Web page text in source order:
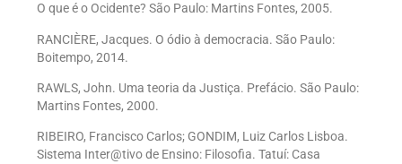
O que é o Ocidente? São Paulo: Martins Fontes, 2005.
RANCIÈRE, Jacques. O ódio à democracia. São Paulo:
Boitempo, 2014.
RAWLS, John. Uma teoria da Justiça. Prefácio. São Paulo:
Martins Fontes, 2000.
RIBEIRO, Francisco Carlos; GONDIM, Luiz Carlos Lisboa.
Sistema Inter@tivo de Ensino: Filosofia. Tatuí: Casa